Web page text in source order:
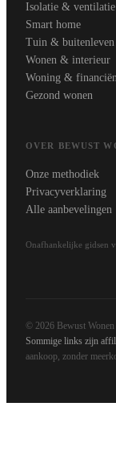
Isolatie & ventilatie
Smart home
Tuin & buitenleven
Wonen & interieur
Woning &
Gezond wonen
OVER BEWUST
Onze methodiek
Privacyverklaring
Alle aanbevelingen
Onafhankelijke gidsen
© 2026 Bewust Wonen
Sommige links zijn
aankoop, zonder